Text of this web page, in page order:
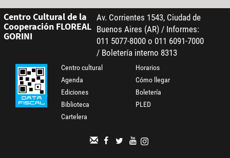
Centro Cultural de la
Cooperación FLOREAL
GORINI
Av. Corrientes 1543, Ciudad de
Buenos Aires (AR) / Informes:
011 5077-8000 o 011 6091-7000
/ Boletería interno 8313
Centro cultural
Agenda
Ediciones
Biblioteca
Cartelera
Horarios
Cómo llegar
Boletería
PLED